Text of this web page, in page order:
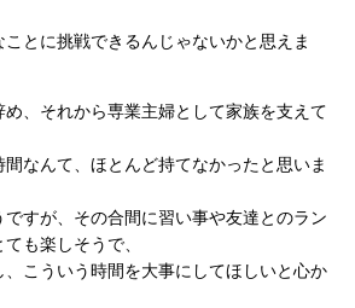
とに挑戦できるんじゃないかと思えま
、それから専業主婦として家族を支えて
なんて、ほとんど持てなかったと思いま
すが、その合間に習い事や友達とのラン
も楽しそうで、
こういう時間を大事にしてほしいと心か